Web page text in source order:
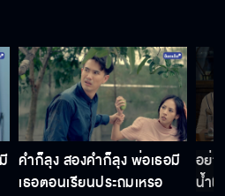
ะ ชอบเลย
ไม่อยากรู้ แต่ฉันอยากเล่า
คำก็ลุง สองคำก็ลุง พ่อเธอมี
เธอตอนเรียนประถมเหรอ
อย่า
น้ำผึ้